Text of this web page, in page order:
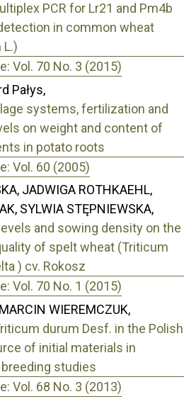
PCR for Lr21 and Pm4b
in common wheat
Vol. 70 No. 3 (2015)
Pałys,
systems, fertilization and
on weight and content of
in potato roots
Vol. 60 (2005)
JADWIGA ROTHKAEHL,
SYLWIA STĘPNIEWSKA,
and sowing density on the
of spelt wheat (Triticum
) cv. Rokosz
Vol. 70 No. 1 (2015)
WIEREMCZUK,
durum Desf. in the Polish
of initial materials in
studies
Vol. 68 No. 3 (2013)